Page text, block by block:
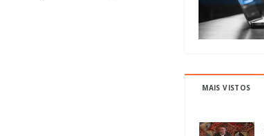
MAIS VISTOS